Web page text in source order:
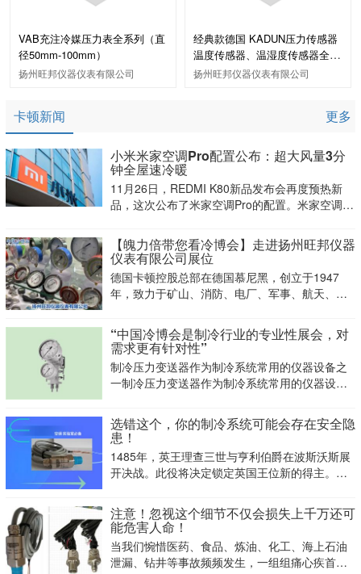
VAB充注冷媒压力表全系列（直
径50mm-100mm）
扬州旺邦仪器仪表有限公司
经典款德国 KADUN压力传感器
温度传感器、温湿度传感器全系
列
扬州旺邦仪器仪表有限公司
卡顿新闻 更多
小米米家空调Pro配置公布：超大风量3分
钟全屋速冷暖
11月26日，REDMI K80新品发布会再度预热新
品，这次公布了米家空调Pro的配置。米家空调
【魄力倍带您看冷博会】走进扬州旺邦仪器
仪表有限公司展位
德国卡顿控股总部在德国慕尼黑，创立于1947
年，致力于矿山、消防、电厂、军事、航天、海
品的生产与开发，全球销售网络遍及12个国家及
地区。
“中国冷博会是制冷行业的专业性展会，对
需求更有针对性”
制冷压力变送器作为制冷系统常用的仪器设备之
一制冷压力变送器作为制冷系统常用的仪器设备
力）、大气压、水压力起到至关重要的作用，其
能否正常工作影响着制冷系统的正常运行。
选错这个，你的制冷系统可能会存在安全隐
患！
1485年，英王理查三世与亨利伯爵在波斯沃斯展
开决战。此役将决定锁定英国王位新的得主。为
战斗中“马失前蹄”痛失王位。 历史长河里，众多
诸如此类“以小失大”的失败案例，无疑不是在提醒
后人“工欲善
注意！忽视这个细节不仅会损失上千万还可
能危害人命！
当我们惋惜医药、食品、炼油、化工、海上石油
泄漏、钻井等事故频频发生，一组组痛心疾首的